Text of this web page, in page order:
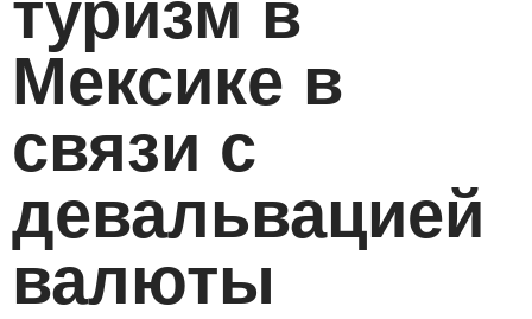
Мексике в
связи с
девальвацией
валюты